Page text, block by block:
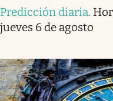
Predicción diaria.
jueves 6 de agosto